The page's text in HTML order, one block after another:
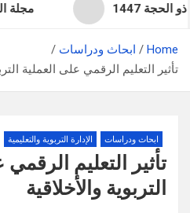
Home
ابحاث ودراسات
تأثير التعليم الرقمي على العملية
ابحاث ودراسات الإدارة التربوية والتعليمية
تأثير التعليم
التربوية والأخلاقية